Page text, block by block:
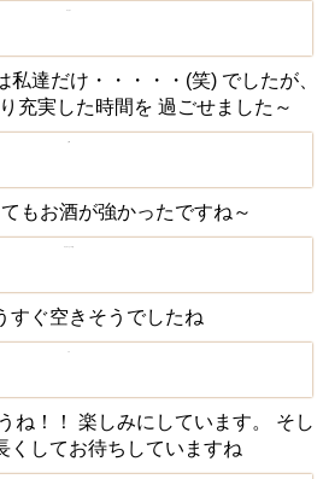
達だけ・・・・・(笑) でしたが、
充実した時間を 過ごせました～
もお酒が強かったですね～
すぐ空きそうでしたね
ね！！ 楽しみにしています。 そし
くしてお待ちしていますね